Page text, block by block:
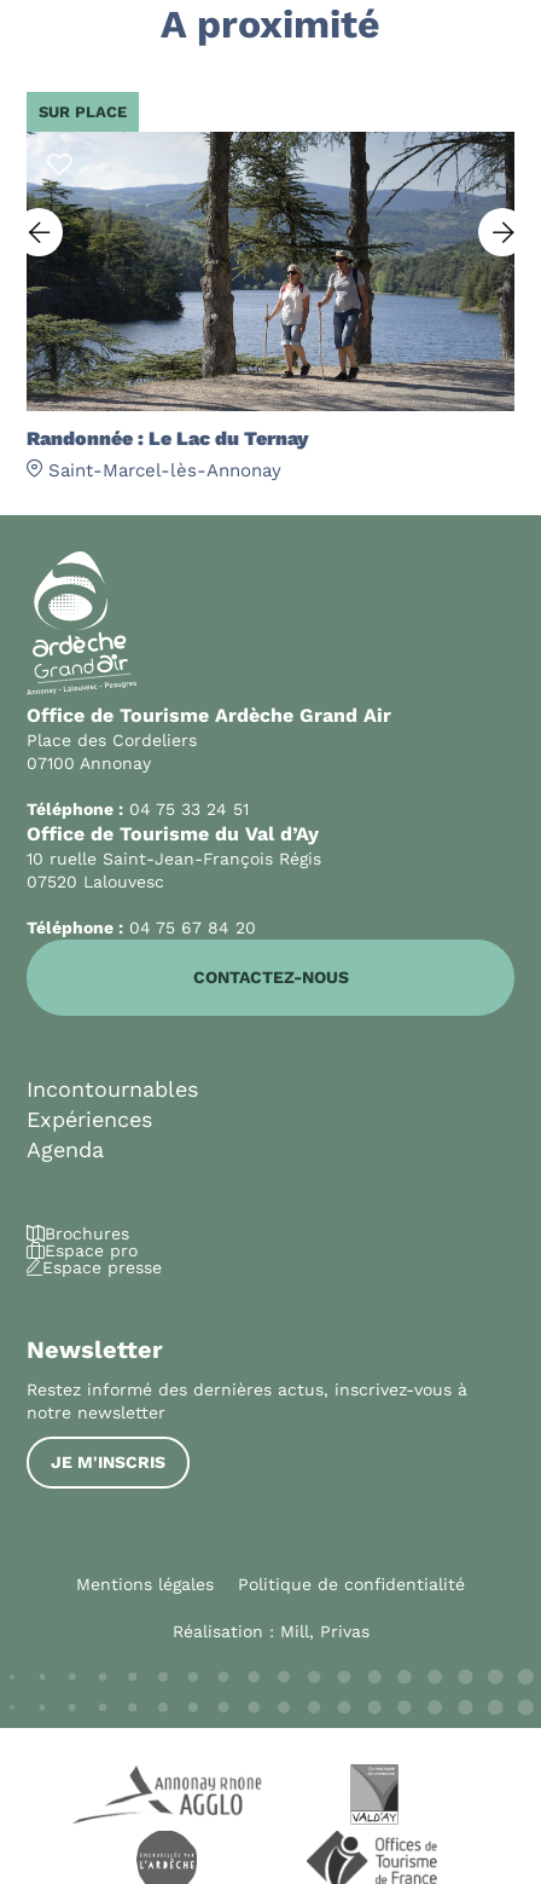
A proximité
Randonnée : Le Lac du Ternay
Saint-Marcel-lès-Annonay
SUR PLACE
Office de Tourisme Ardèche Grand Air
Place des Cordeliers
07100 Annonay
Téléphone : 04 75 33 24 51
Office de Tourisme du Val d’Ay
10 ruelle Saint-Jean-François Régis
07520 Lalouvesc
Téléphone : 04 75 67 84 20
CONTACTEZ-NOUS
Incontournables
Expériences
Agenda
Brochures
Espace pro
Espace presse
Newsletter
Restez informé des dernières actus, inscrivez-vous à
notre newsletter
JE M'INSCRIS
Mentions légales Politique de confidentialité
Réalisation : Mill, Privas